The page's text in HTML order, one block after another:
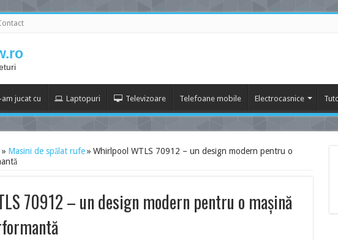
jucat cu Laptopuri Televizoare Telefoane mobile Electrocasnice
» Masini de spălat rufe » Whirlpool WTLS 70912 – un design modern pentru o
70912 – un design modern pentru o maşină